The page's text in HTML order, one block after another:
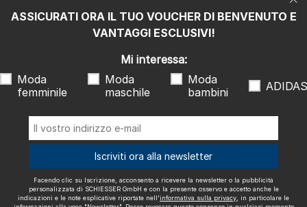
Mi interessa:
Moda femminile
Moda maschile
ADIDAS
Facendo clic su Iscrizione, acconsento a ricevere la newsletter o la
pubblicità personalizzata di SCHIESSER GmbH e con la presente
"Newsletter". Posso revocare questo consenso in qualsiasi momento
con effetto futuro.
Spediamo con
ASSICURATI ORA IL TUO VOUCHER DI BENVENUTO E
VANTAGGI ESCLUSIVI!
Mi interessa:
Moda
femminile
Moda
maschile
Moda
bambini
ADIDAS
Iscriviti ora alla newsletter
Facendo clic su Iscrizione, acconsento a ricevere la newsletter o la pubblicità
personalizzata di SCHIESSER GmbH e con la presente osservo e accetto anche le
indicazioni e le note esplicative riportate nell'informativa sulla privacy , in particolare le